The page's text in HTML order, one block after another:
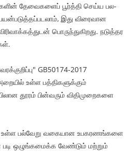
தேவைகளைப் பூர்த்தி செய்ய பல-
இது விரைவான
பொருந்துகிறது. நடுத்தர
GB50174-2017
உள்ள பத்திகளுக்கும்
தூரம் பின்வரும் விதிமுறைகளை
உள்ள பல்வேறு வகையான உபகரணங்களை
ஒழுங்கமைக்க வேண்டும் மற்றும்